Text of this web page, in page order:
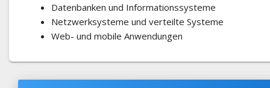
Datenbanken und Informationssysteme
Netzwerksysteme und verteilte Systeme
Web- und mobile Anwendungen